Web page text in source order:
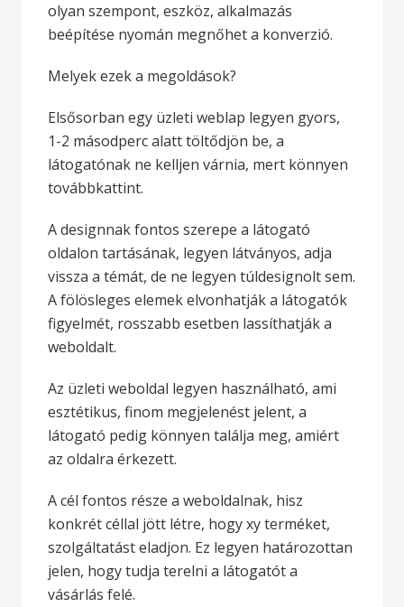
olyan szempont, eszköz, alkalmazás
beépítése nyomán megnőhet a konverzió.
Melyek ezek a megoldások?
Elsősorban egy üzleti weblap legyen gyors,
1-2 másodperc alatt töltődjön be, a
látogatónak ne kelljen várnia, mert könnyen
továbbkattint.
A designnak fontos szerepe a látogató
oldalon tartásának, legyen látványos, adja
vissza a témát, de ne legyen túldesignolt sem.
A fölösleges elemek elvonhatják a látogatók
figyelmét, rosszabb esetben lassíthatják a
weboldalt.
Az üzleti weboldal legyen használható, ami
esztétikus, finom megjelenést jelent, a
látogató pedig könnyen találja meg, amiért
az oldalra érkezett.
A cél fontos része a weboldalnak, hisz
konkrét céllal jött létre, hogy xy terméket,
szolgáltatást eladjon. Ez legyen határozottan
jelen, hogy tudja terelni a látogatót a
vásárlás felé.